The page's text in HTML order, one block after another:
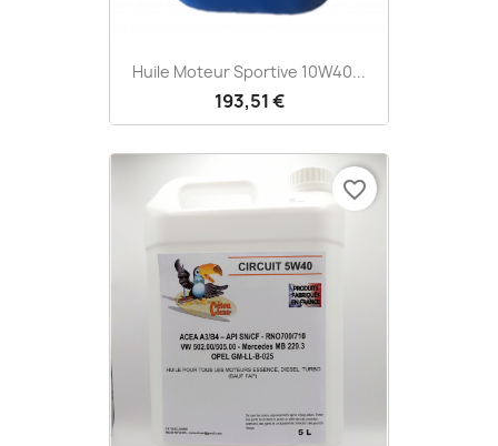
Huile Moteur Sportive 10W40...
193,51 €
favorite_border